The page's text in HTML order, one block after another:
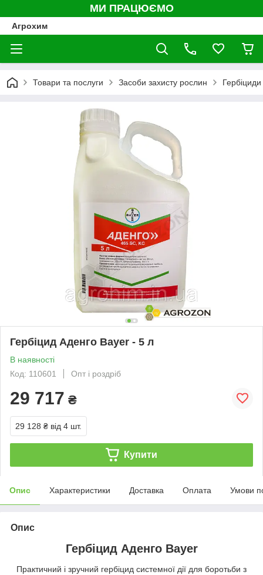
МИ ПРАЦЮЄМО
Агрохим
Товари та послуги Засоби захисту рослин Гербіциди
Гербіцид Аденго Bayer - 5 л
В наявності
Код: 110601
Опт і роздріб
29 717 ₴
29 128 ₴ від 4 шт.
Купити
Опис Характеристики Доставка Оплата Умови
Опис
Гербіцид Аденго Bayer
Практичний і зручний гербіцид системної дії для боротьби з